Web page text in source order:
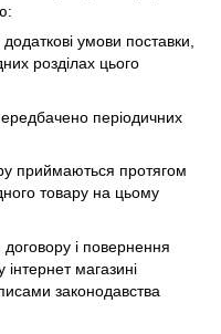
умови поставки,
розділах цього
періодичних
приймаються протягом
товару на цьому
договору і повернення
магазині
законодавства